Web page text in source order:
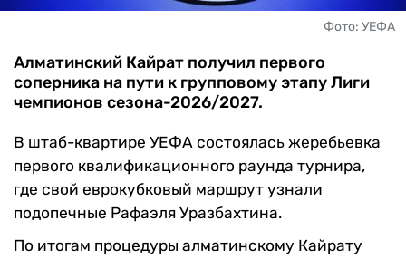
БУКМЕКЕРЫ
Фото: УЕФА
Алматинский Кайрат получил первого
соперника на пути к групповому этапу Лиги
чемпионов сезона-2026/2027.
В штаб-квартире УЕФА состоялась жеребьевка
первого квалификационного раунда турнира,
где свой еврокубковый маршрут узнали
подопечные Рафаэля Уразбахтина.
По итогам процедуры алматинскому Кайрату